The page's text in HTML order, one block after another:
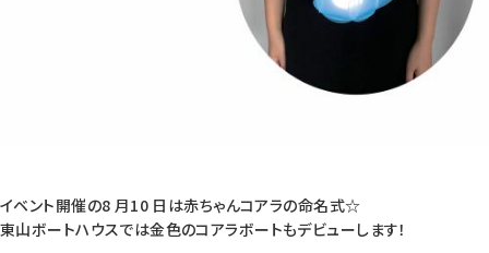
イベント開催の8 月10 日は赤ちゃんコアラの命名式☆
東山ボートハウスでは金色のコアラボートもデビューします！